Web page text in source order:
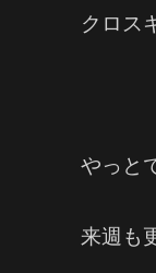
クロス
やっと
来週も